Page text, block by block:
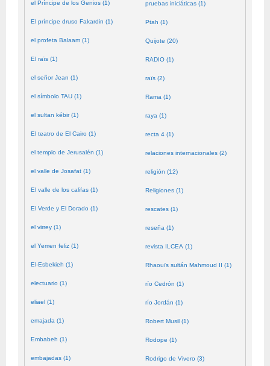
el Príncipe de los Genios (1)
El príncipe druso Fakardin (1)
el profeta Balaam (1)
El raïs (1)
el señor Jean (1)
el símbolo TAU (1)
el sultan kébir (1)
El teatro de El Cairo (1)
el templo de Jerusalén (1)
el valle de Josafat (1)
El valle de los califas (1)
El Verde y El Dorado (1)
el virrey (1)
el Yemen feliz (1)
El-Esbekieh (1)
electuario (1)
eliael (1)
emajada (1)
Embabeh (1)
embajadas (1)
pruebas iniciáticas (1)
Ptah (1)
Quijote (20)
RADIO (1)
raïs (2)
Rama (1)
raya (1)
recta 4 (1)
relaciones internacionales (2)
religión (12)
Religiones (1)
rescates (1)
reseña (1)
revista ILCEA (1)
Rhaouïs sultán Mahmoud II (1)
río Cedrón (1)
río Jordán (1)
Robert Musil (1)
Rodope (1)
Rodrigo de Vivero (3)